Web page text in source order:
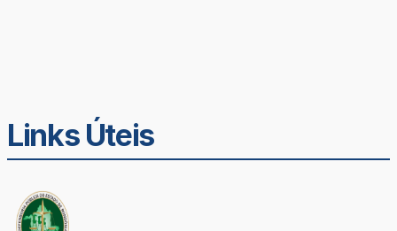
Links Úteis